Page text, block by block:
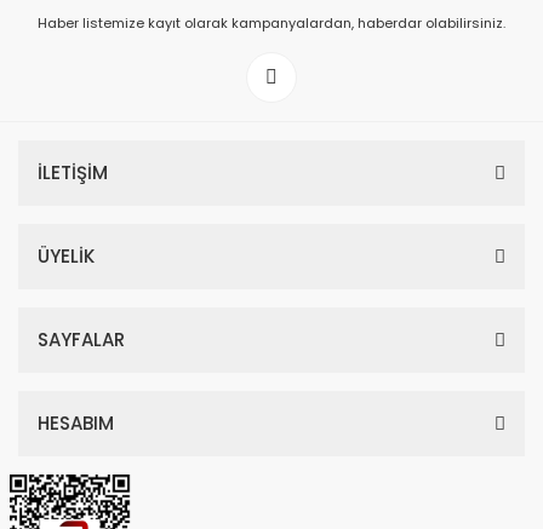
149,00 TL
Haber listemize kayıt olarak kampanyalardan, haberdar olabilirsiniz.
İLETİŞİM
ÜYELİK
SAYFALAR
HESABIM